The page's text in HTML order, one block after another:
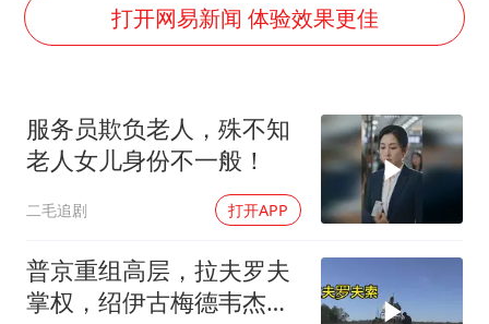
央视新主播李秋莹母校发文祝贺
国足U17与阿森纳决赛取消 并列冠军
总书记点赞的非遗苗绣焕发新生机
打开网易新闻 体验效果更佳
服务员欺负老人，殊不知
老人女儿身份不一般！
二毛追剧 打开APP
普京重组高层，拉夫罗夫
掌权，绍伊古梅德韦杰夫